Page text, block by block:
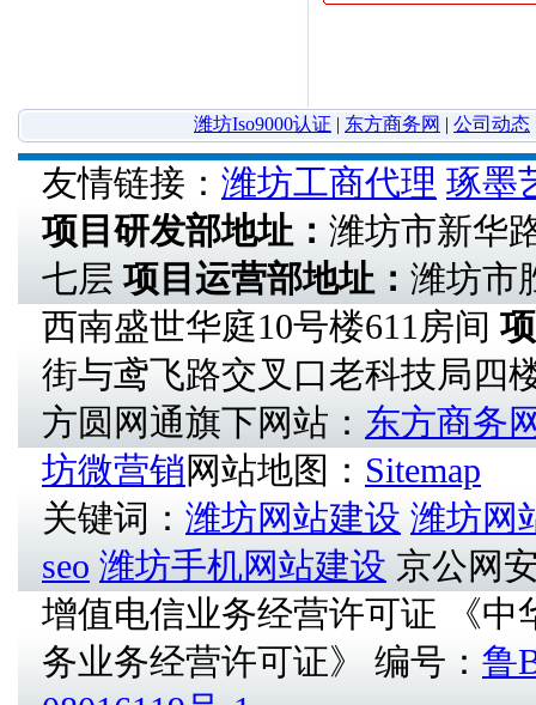
潍坊Iso9000认证 | 东方商务网 | 公司动态
友情链接： 潍坊工商代理 琢墨
项目研发部地址： 潍坊市新华
七层 项目运营部地址： 潍坊市
西南盛世华庭10号楼611房间
街与鸢飞路交叉口老科技局四
方圆网通旗下网站： 东方商务
坊微营销网站地图： Sitemap
关键词： 潍坊网站建设 潍坊网
seo 潍坊手机网站建设 京公网
增值电信业务经营许可证 《中
务业务经营许可证》 编号： 鲁